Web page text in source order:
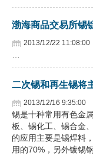
渤海商品交易所锡
2013/12/22 11:08:00
二次锡和再生锡将
2013/12/16 9:35:00
锡是十种常用有色金
板、锡化工、锡合金
的应用主要是锡焊料
用的70%，另外镀锡